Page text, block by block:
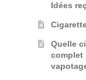
Idées
Quelle
complet